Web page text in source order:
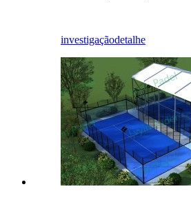
investigaçãodetalhe